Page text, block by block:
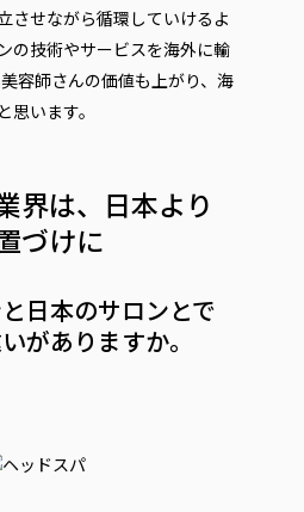
させながら循環していけるよ
の技術やサービスを海外に輸
容師さんの価値も上がり、海
います。
界は、日本より
づけに
日本のサロンとで
がありますか。